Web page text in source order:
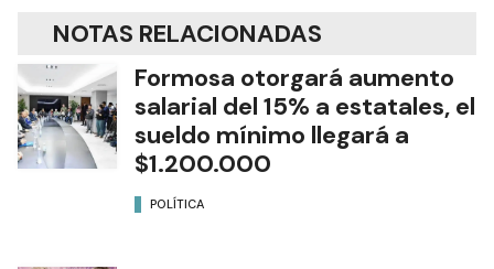
NOTAS RELACIONADAS
Formosa otorgará aumento
salarial del 15% a estatales, el
sueldo mínimo llegará a
$1.200.000
POLÍTICA